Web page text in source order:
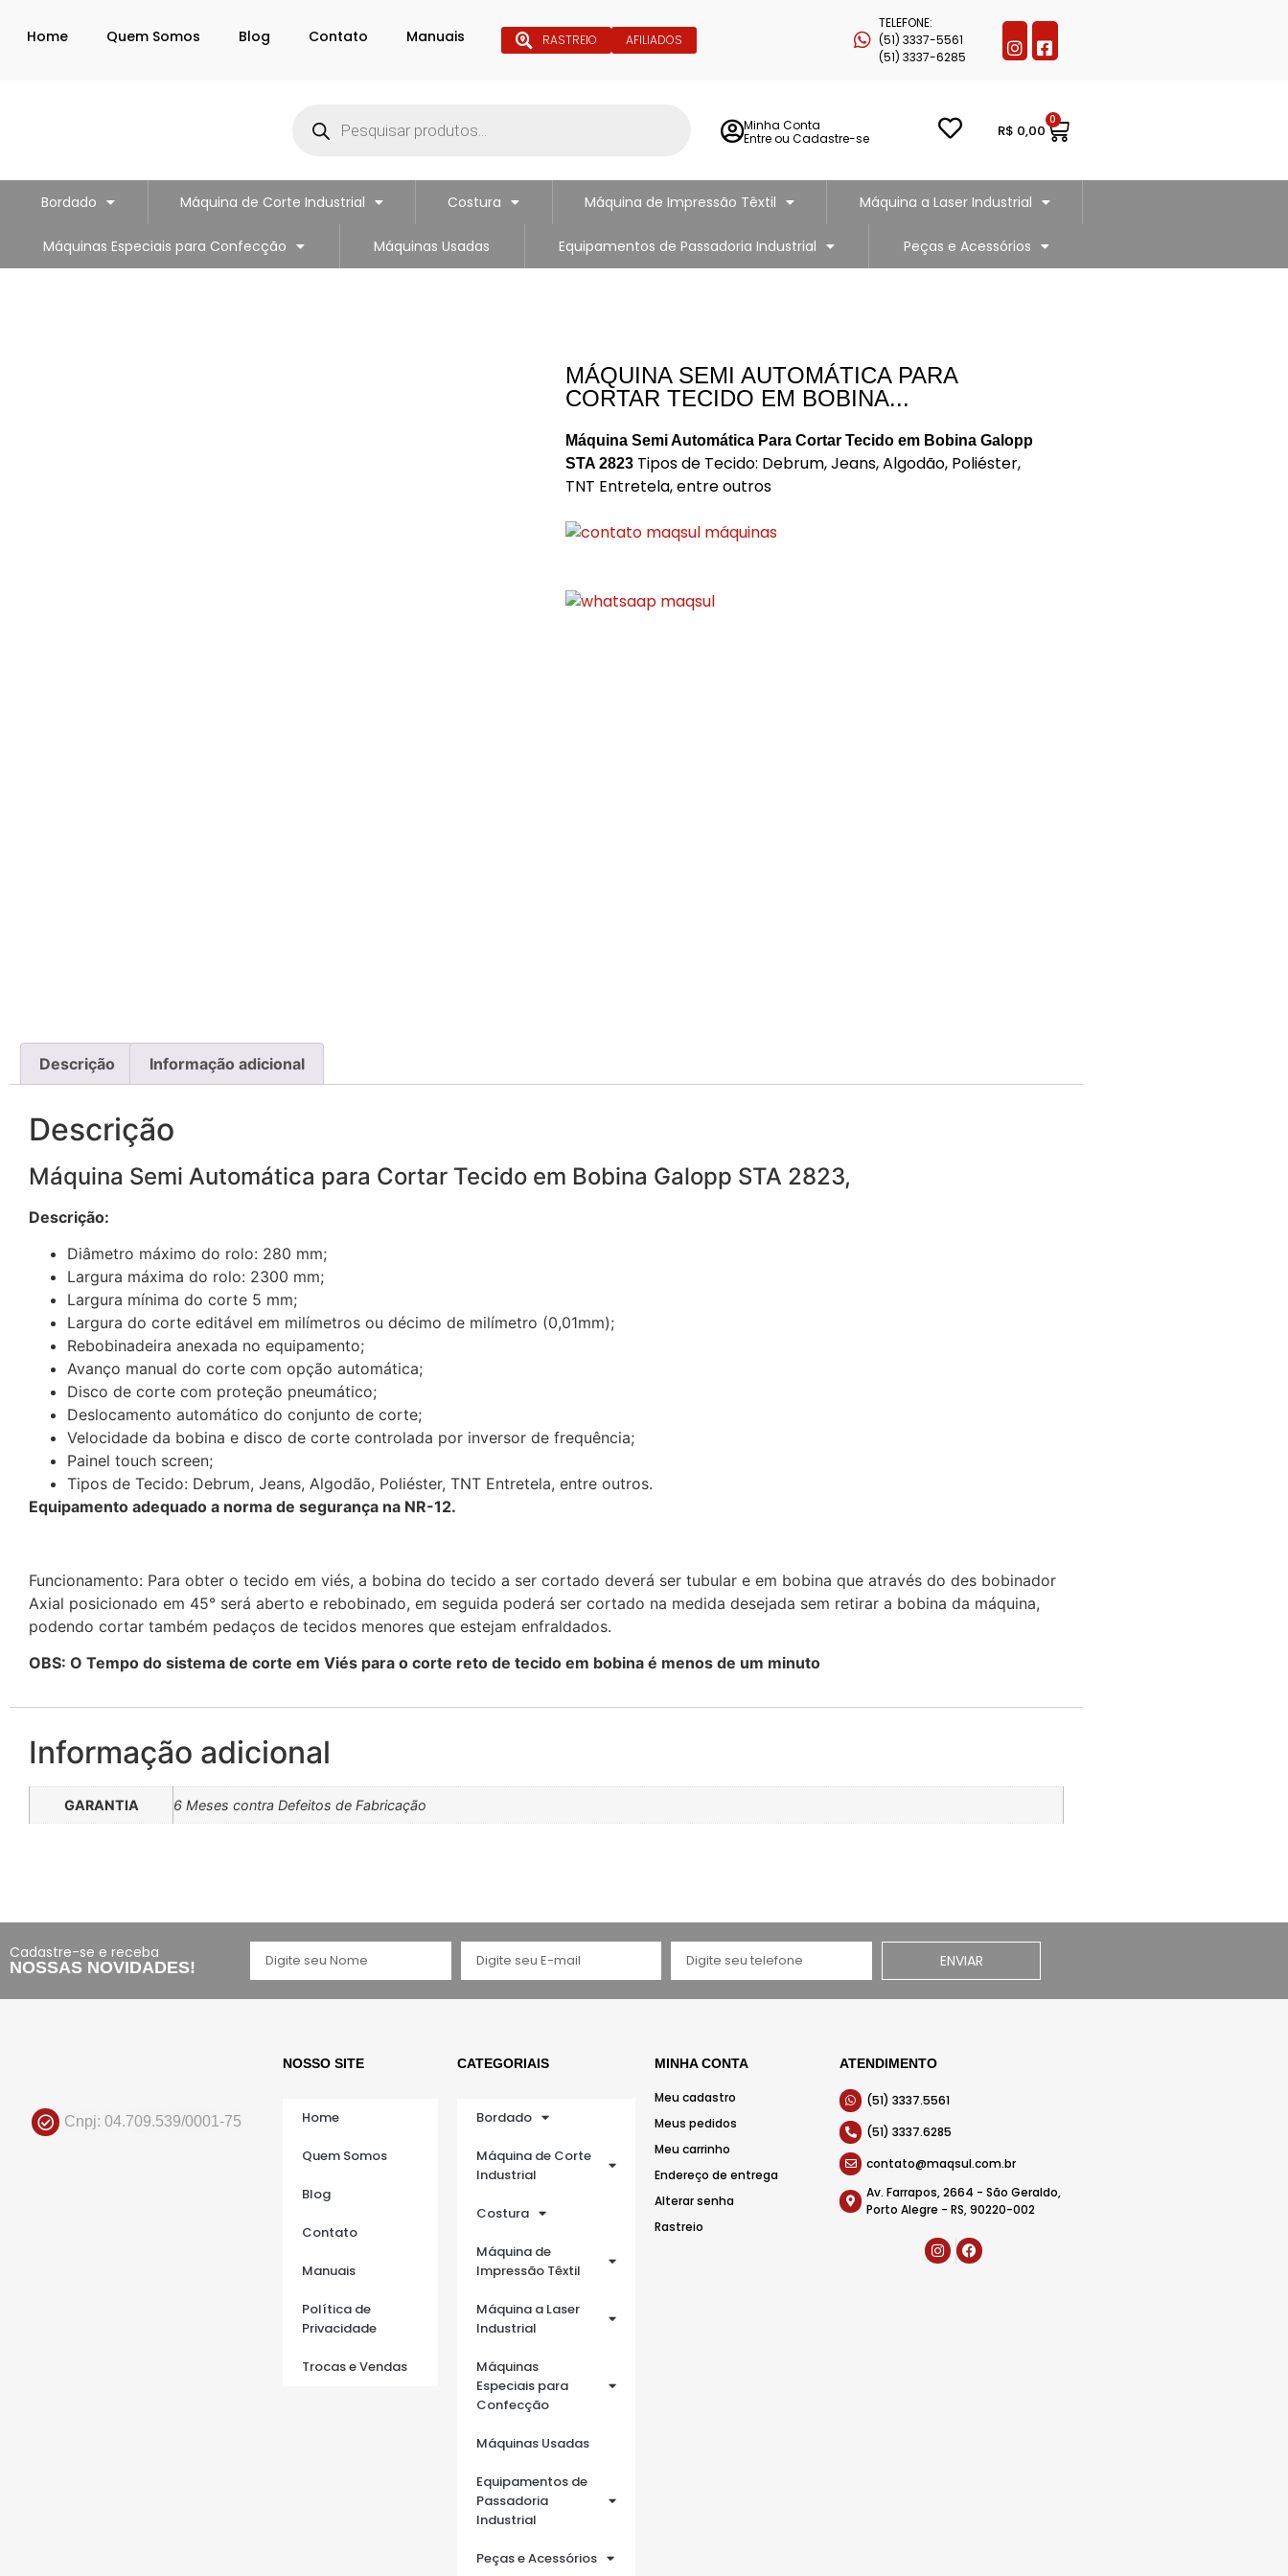
Home Quem Somos Blog Contato Manuais RASTREIO AFILIADOS
TELEFONE:
(51) 3337-5561
(51) 3337-6285
Minha Conta
Entre ou Cadastre-se
R$ 0,00
0
Bordado Máquina de Corte Industrial Costura Máquina de Impressão Têxtil Máquina a Laser Industrial
Máquinas Especiais para Confecção Máquinas Usadas Equipamentos de Passadoria Industrial Peças e Acessórios
MÁQUINA SEMI AUTOMÁTICA PARA
CORTAR TECIDO EM BOBINA...
Máquina Semi Automática Para Cortar Tecido em Bobina Galopp
STA 2823 Tipos de Tecido: Debrum, Jeans, Algodão, Poliéster,
TNT Entretela, entre outros
Descrição Informação adicional
Descrição
Máquina Semi Automática para Cortar Tecido em Bobina Galopp STA 2823,
Descrição:
Diâmetro máximo do rolo: 280 mm;
Largura máxima do rolo: 2300 mm;
Largura mínima do corte 5 mm;
Largura do corte editável em milímetros ou décimo de milímetro (0,01mm);
Rebobinadeira anexada no equipamento;
Avanço manual do corte com opção automática;
Disco de corte com proteção pneumático;
Deslocamento automático do conjunto de corte;
Velocidade da bobina e disco de corte controlada por inversor de frequência;
Painel touch screen;
Tipos de Tecido: Debrum, Jeans, Algodão, Poliéster, TNT Entretela, entre outros.
Equipamento adequado a norma de segurança na NR-12.
Funcionamento: Para obter o tecido em viés, a bobina do tecido a ser cortado deverá ser tubular e em bobina que através do des bobinador
Axial posicionado em 45° será aberto e rebobinado, em seguida poderá ser cortado na medida desejada sem retirar a bobina da máquina,
podendo cortar também pedaços de tecidos menores que estejam enfraldados.
OBS: O Tempo do sistema de corte em Viés para o corte reto de tecido em bobina é menos de um minuto
Informação adicional
GARANTIA 6 Meses contra Defeitos de Fabricação
Cadastre-se e receba
NOSSAS NOVIDADES!
ENVIAR
Cnpj: 04.709.539/0001-75
NOSSO SITE
Home
Quem Somos
Blog
Contato
Manuais
Política de
Privacidade
Trocas e Vendas
CATEGORIAIS
Bordado
Máquina de Corte
Industrial
Costura
Máquina de
Impressão Têxtil
Máquina a Laser
Industrial
Máquinas
Especiais para
Confecção
Máquinas Usadas
Equipamentos de
Passadoria
Industrial
Peças e Acessórios
MINHA CONTA
Meu cadastro
Meus pedidos
Meu carrinho
Endereço de entrega
Alterar senha
Rastreio
ATENDIMENTO
(51) 3337.5561
(51) 3337.6285
contato@maqsul.com.br
Av. Farrapos, 2664 - São Geraldo,
Porto Alegre - RS, 90220-002